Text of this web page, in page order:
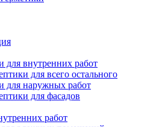
для внутренних работ
для всего остального
для наружных работ
для фасадов
работ